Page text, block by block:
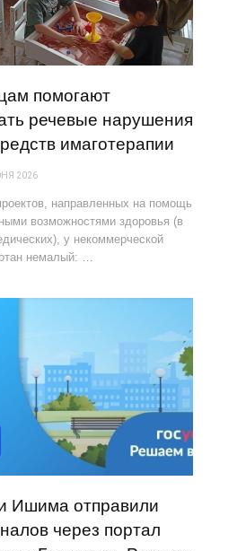
помогают
речевые нарушения
имаготерапии
2026
направленных на помощь
возможностями здоровья (в
у некоммерческой
немалый: …
Ишима отправили
через портал